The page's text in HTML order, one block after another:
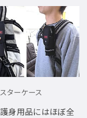
ターケース
身用品にはほぼ全